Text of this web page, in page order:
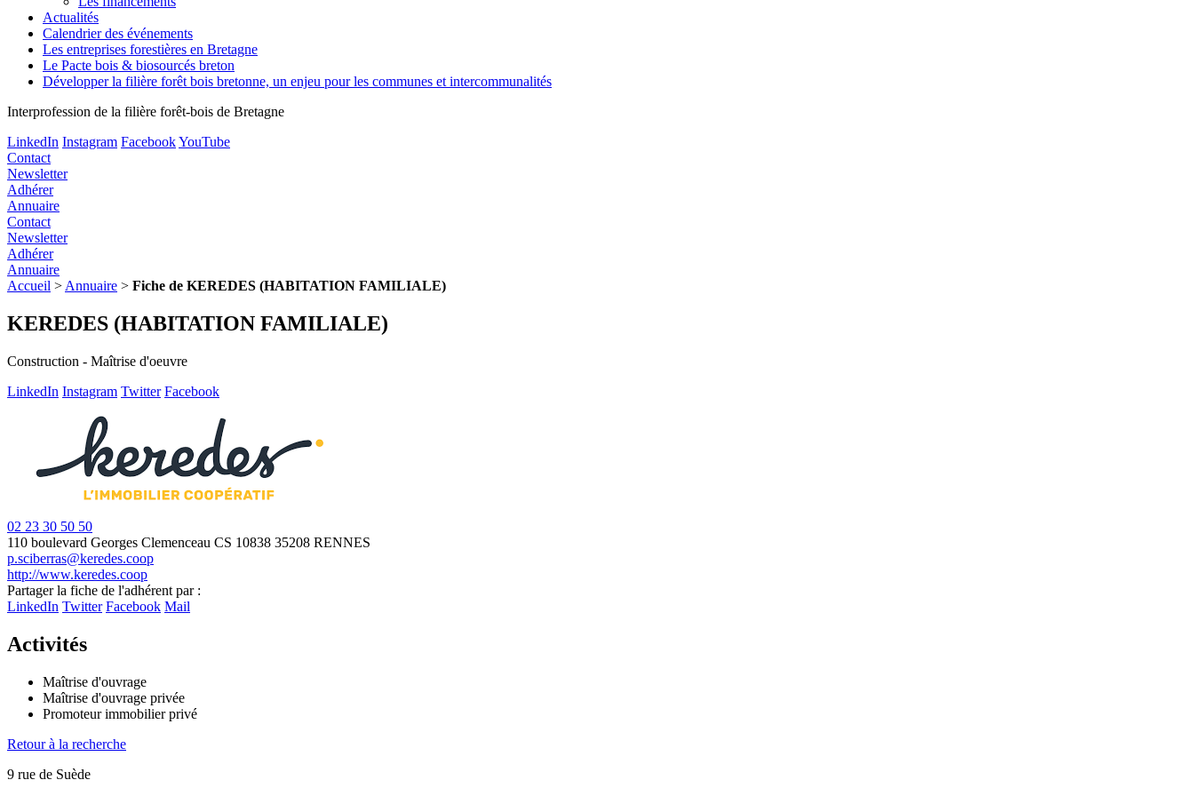
Actualités
Calendrier des événements
Les entreprises forestières en Bretagne
Le Pacte bois & biosourcés breton
Développer la filière forêt bois bretonne, un enjeu pour les communes et intercommunalités
Interprofession de la filière forêt-bois de Bretagne
LinkedIn Instagram FacebookYouTube
Contact
Newsletter
Adhérer
Annuaire
Contact
Newsletter
Adhérer
Annuaire
Accueil > Annuaire > Fiche de KEREDES (HABITATION FAMILIALE)
KEREDES (HABITATION FAMILIALE)
Construction - Maîtrise d'oeuvre
LinkedIn Instagram Twitter Facebook
02 23 30 50 50
110 boulevard Georges Clemenceau CS 10838 35208 RENNES
p.sciberras@keredes.coop
http://www.keredes.coop
+
Partager la fiche de l'adhérent par :
LinkedIn Twitter Facebook Mail
Activités
Maîtrise d'ouvrage
Maîtrise d'ouvrage privée
Promoteur immobilier privé
Retour à la recherche
9 rue de Suède